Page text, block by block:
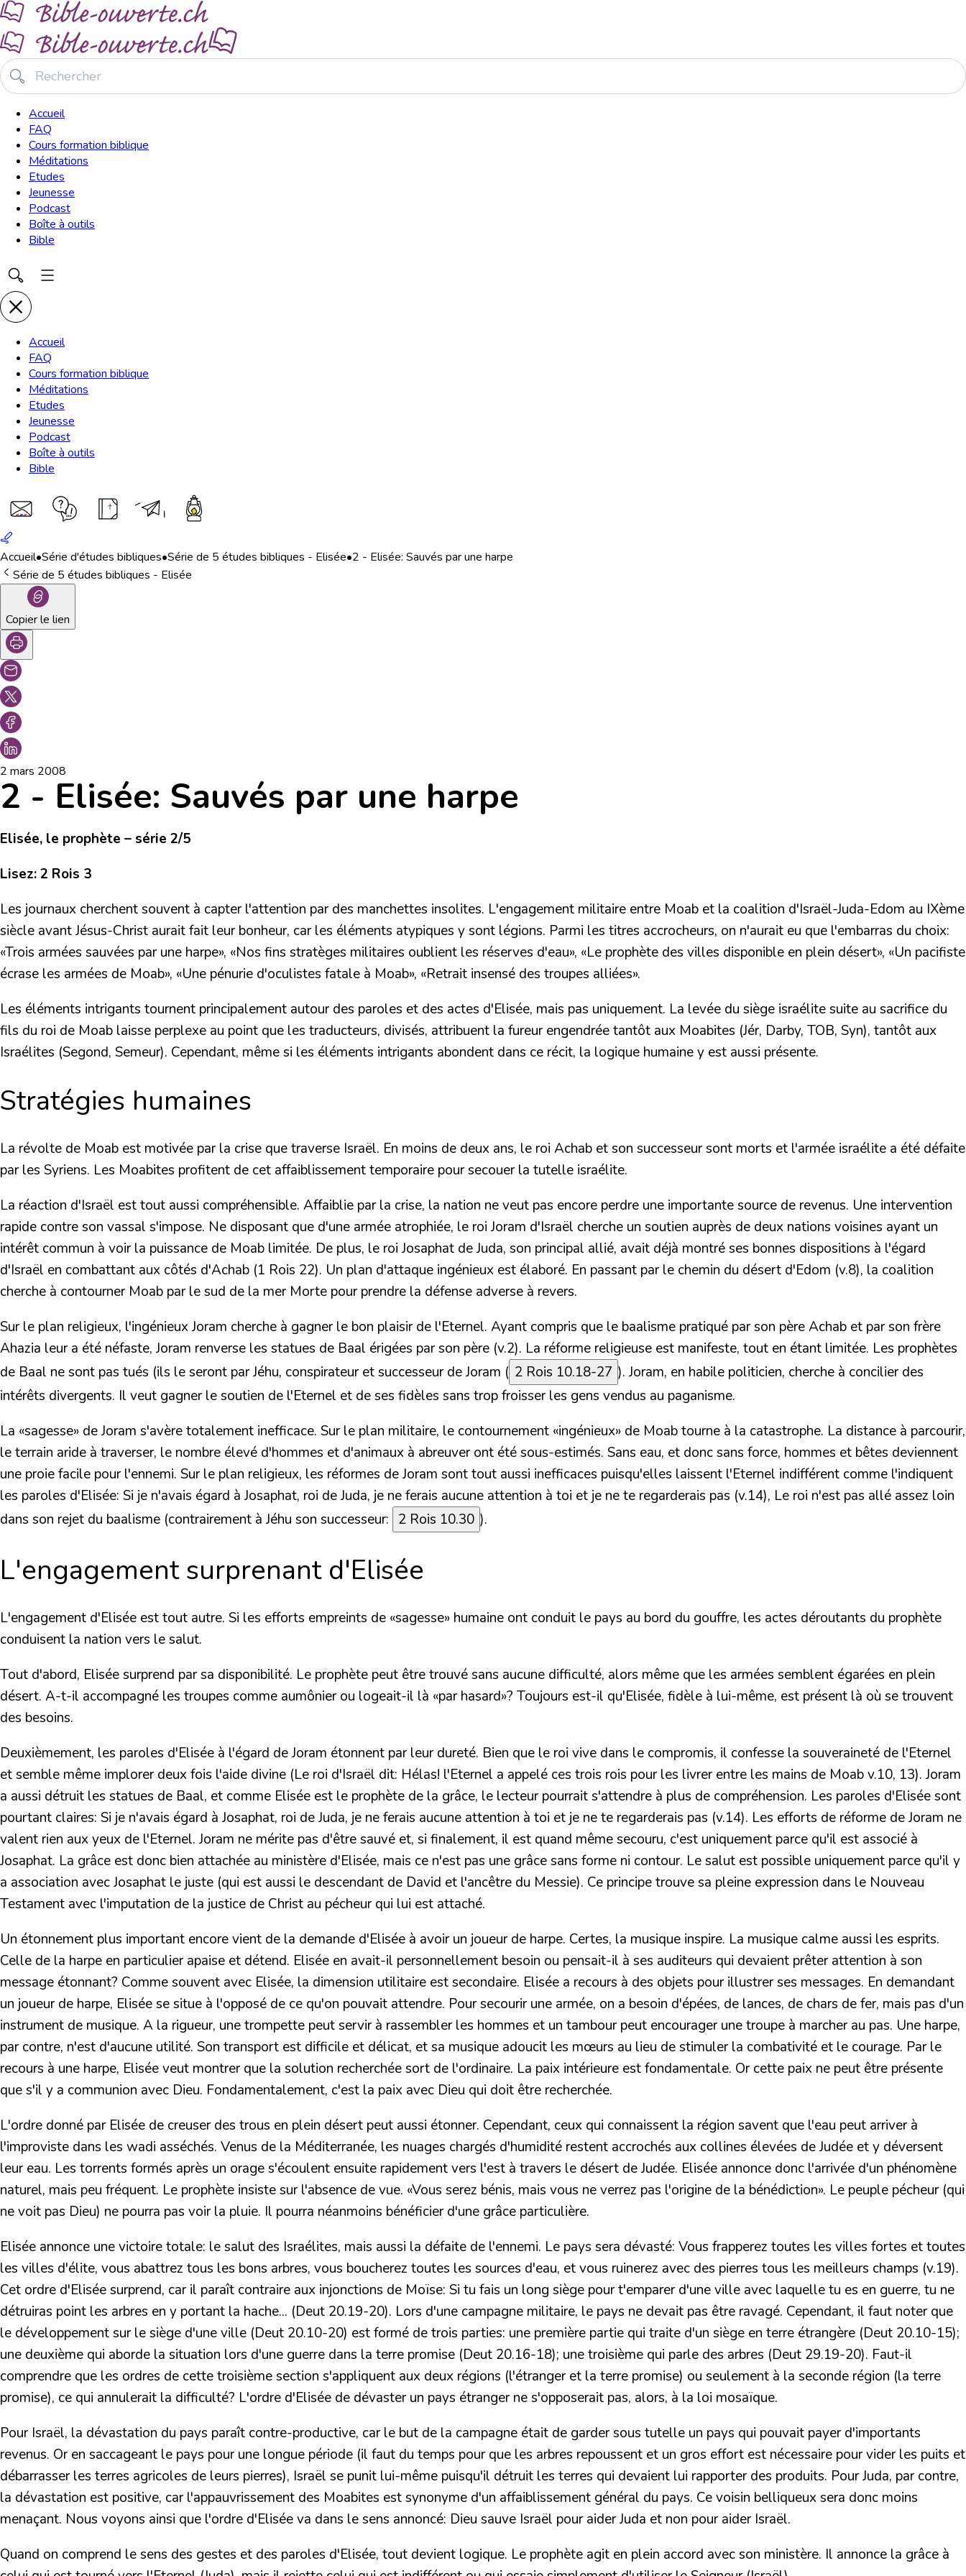
Accueil
FAQ
Cours formation biblique
Méditations
Etudes
Jeunesse
Podcast
Boîte à outils
Bible
Accueil
FAQ
Cours formation biblique
Méditations
Etudes
Jeunesse
Podcast
Boîte à outils
Bible
Accueil•Série d'études bibliques•Série de 5 études bibliques - Elisée•2 - Elisée: Sauvés par une harpe
Série de 5 études bibliques - Elisée
Copier le lien
2 mars 2008
2 - Elisée: Sauvés par une harpe
Elisée, le prophète – série 2/5
Lisez: 2 Rois 3
Les journaux cherchent souvent à capter l'attention par des manchettes insolites. L'engagement militaire entre Moab et la coalition d'Israël-Juda-Edom au IXème
siècle avant Jésus-Christ aurait fait leur bonheur, car les éléments atypiques y sont légions. Parmi les titres accrocheurs, on n'aurait eu que l'embarras du choix:
«Trois armées sauvées par une harpe», «Nos fins stratèges militaires oublient les réserves d'eau», «Le prophète des villes disponible en plein désert», «Un pacifiste
écrase les armées de Moab», «Une pénurie d'oculistes fatale à Moab», «Retrait insensé des troupes alliées».
Les éléments intrigants tournent principalement autour des paroles et des actes d'Elisée, mais pas uniquement. La levée du siège israélite suite au sacrifice du
fils du roi de Moab laisse perplexe au point que les traducteurs, divisés, attribuent la fureur engendrée tantôt aux Moabites (Jér, Darby, TOB, Syn), tantôt aux
Israélites (Segond, Semeur). Cependant, même si les éléments intrigants abondent dans ce récit, la logique humaine y est aussi présente.
Stratégies humaines
La révolte de Moab est motivée par la crise que traverse Israël. En moins de deux ans, le roi Achab et son successeur sont morts et l'armée israélite a été défaite
par les Syriens. Les Moabites profitent de cet affaiblissement temporaire pour secouer la tutelle israélite.
La réaction d'Israël est tout aussi compréhensible. Affaiblie par la crise, la nation ne veut pas encore perdre une importante source de revenus. Une intervention
rapide contre son vassal s'impose. Ne disposant que d'une armée atrophiée, le roi Joram d'Israël cherche un soutien auprès de deux nations voisines ayant un
intérêt commun à voir la puissance de Moab limitée. De plus, le roi Josaphat de Juda, son principal allié, avait déjà montré ses bonnes dispositions à l'égard
d'Israël en combattant aux côtés d'Achab (1 Rois 22). Un plan d'attaque ingénieux est élaboré. En passant par le chemin du désert d'Edom (v.8), la coalition
cherche à contourner Moab par le sud de la mer Morte pour prendre la défense adverse à revers.
Sur le plan religieux, l'ingénieux Joram cherche à gagner le bon plaisir de l'Eternel. Ayant compris que le baalisme pratiqué par son père Achab et par son frère
Ahazia leur a été néfaste, Joram renverse les statues de Baal érigées par son père (v.2). La réforme religieuse est manifeste, tout en étant limitée. Les prophètes
de Baal ne sont pas tués (ils le seront par Jéhu, conspirateur et successeur de Joram ( 2 Rois 10.18-27 ). Joram, en habile politicien, cherche à concilier des
intérêts divergents. Il veut gagner le soutien de l'Eternel et de ses fidèles sans trop froisser les gens vendus au paganisme.
La «sagesse» de Joram s'avère totalement inefficace. Sur le plan militaire, le contournement «ingénieux» de Moab tourne à la catastrophe. La distance à parcourir,
le terrain aride à traverser, le nombre élevé d'hommes et d'animaux à abreuver ont été sous-estimés. Sans eau, et donc sans force, hommes et bêtes deviennent
une proie facile pour l'ennemi. Sur le plan religieux, les réformes de Joram sont tout aussi inefficaces puisqu'elles laissent l'Eternel indifférent comme l'indiquent
les paroles d'Elisée: Si je n'avais égard à Josaphat, roi de Juda, je ne ferais aucune attention à toi et je ne te regarderais pas (v.14), Le roi n'est pas allé assez loin
dans son rejet du baalisme (contrairement à Jéhu son successeur: 2 Rois 10.30 ).
L'engagement surprenant d'Elisée
L'engagement d'Elisée est tout autre. Si les efforts empreints de «sagesse» humaine ont conduit le pays au bord du gouffre, les actes déroutants du prophète
conduisent la nation vers le salut.
Tout d'abord, Elisée surprend par sa disponibilité. Le prophète peut être trouvé sans aucune difficulté, alors même que les armées semblent égarées en plein
désert. A-t-il accompagné les troupes comme aumônier ou logeait-il là «par hasard»? Toujours est-il qu'Elisée, fidèle à lui-même, est présent là où se trouvent
des besoins.
Deuxièmement, les paroles d'Elisée à l'égard de Joram étonnent par leur dureté. Bien que le roi vive dans le compromis, il confesse la souveraineté de l'Eternel
et semble même implorer deux fois l'aide divine (Le roi d'Israël dit: Hélas! l'Eternel a appelé ces trois rois pour les livrer entre les mains de Moab v.10, 13). Joram
a aussi détruit les statues de Baal, et comme Elisée est le prophète de la grâce, le lecteur pourrait s'attendre à plus de compréhension. Les paroles d'Elisée sont
pourtant claires: Si je n'avais égard à Josaphat, roi de Juda, je ne ferais aucune attention à toi et je ne te regarderais pas (v.14). Les efforts de réforme de Joram ne
valent rien aux yeux de l'Eternel. Joram ne mérite pas d'être sauvé et, si finalement, il est quand même secouru, c'est uniquement parce qu'il est associé à
Josaphat. La grâce est donc bien attachée au ministère d'Elisée, mais ce n'est pas une grâce sans forme ni contour. Le salut est possible uniquement parce qu'il y
a association avec Josaphat le juste (qui est aussi le descendant de David et l'ancêtre du Messie). Ce principe trouve sa pleine expression dans le Nouveau
Testament avec l'imputation de la justice de Christ au pécheur qui lui est attaché.
Un étonnement plus important encore vient de la demande d'Elisée à avoirun joueur de harpe. Certes, la musique inspire. La musique calme aussi les esprits.
Celle de la harpe en particulier apaise et détend. Elisée en avait-il personnellement besoin ou pensait-il à ses auditeurs qui devaient prêter attention à son
message étonnant? Comme souvent avec Elisée, la dimension utilitaire est secondaire. Elisée a recours à des objets pour illustrer ses messages. En demandant
un joueur de harpe, Elisée se situe à l'opposé de ce qu'on pouvait attendre. Pour secourir une armée, on a besoin d'épées, de lances, de chars de fer, mais pas d'un
instrument de musique. A la rigueur, une trompette peut servir à rassembler les hommes et un tambour peut encourager une troupe à marcher au pas. Une harpe,
par contre, n'est d'aucune utilité. Son transport est difficile et délicat, et sa musique adoucit les mœurs au lieu de stimuler la combativité et le courage. Par le
recours à une harpe, Elisée veut montrer que la solution recherchée sort de l'ordinaire. La paix intérieure est fondamentale. Or cette paix ne peut être présente
que s'il y a communion avec Dieu. Fondamentalement, c'est la paix avec Dieu qui doit être recherchée.
L'ordre donné par Elisée de creuser des trous en plein désert peut aussi étonner. Cependant, ceux qui connaissent la région savent que l'eau peut arriver à
l'improviste dans les wadi asséchés. Venus de la Méditerranée, les nuages chargés d'humidité restent accrochés aux collines élevées de Judée et y déversent
leur eau. Les torrents formés après un orage s'écoulent ensuite rapidement vers l'est à travers le désert de Judée. Elisée annonce donc l'arrivée d'un phénomène
naturel, mais peu fréquent. Le prophète insiste sur l'absence de vue. «Vous serez bénis, mais vous ne verrez pas l'origine de la bénédiction». Le peuple pécheur (qui
ne voit pas Dieu) ne pourra pas voir la pluie. Il pourra néanmoins bénéficier d'une grâce particulière.
Elisée annonce une victoire totale: le salut des Israélites, mais aussi la défaite de l'ennemi. Le pays sera dévasté: Vous frapperez toutes les villes fortes et toutes
les villes d'élite, vous abattrez tous les bons arbres, vous boucherez toutes les sources d'eau, et vous ruinerez avec des pierres tous les meilleurs champs (v.19).
Cet ordre d'Elisée surprend, car il paraît contraire aux injonctions de Moïse: Si tu fais un long siège pour t'emparer d'une ville avec laquelle tu es en guerre, tu ne
détruiras point les arbres en y portant la hache... (Deut 20.19-20). Lors d'une campagne militaire, le pays ne devait pas être ravagé. Cependant, il faut noter que
le développement sur le siège d'une ville (Deut 20.10-20) est formé de trois parties: une première partie qui traite d'un siège en terre étrangère (Deut 20.10-15);
une deuxième qui aborde la situation lors d'une guerre dans la terre promise (Deut 20.16-18); une troisième qui parle des arbres (Deut 29.19-20). Faut-il
comprendre que les ordres de cette troisième section s'appliquent aux deux régions (l'étranger et la terre promise) ou seulement à la seconde région (la terre
promise), ce qui annulerait la difficulté? L'ordre d'Elisée de dévaster un pays étranger ne s'opposerait pas, alors, à la loi mosaïque.
Pour Israël, la dévastation du pays paraît contre-productive, car le but de la campagne était de garder sous tutelle un pays qui pouvait payer d'importants
revenus. Or en saccageant le pays pour une longue période (il faut du temps pour que les arbres repoussent et un gros effort est nécessaire pour vider les puits et
débarrasser les terres agricoles de leurs pierres), Israël se punit lui-même puisqu'il détruit les terres qui devaient lui rapporter des produits. Pour Juda, par contre,
la dévastation est positive, car l'appauvrissement des Moabites est synonyme d'un affaiblissement général du pays. Ce voisin belliqueux sera donc moins
menaçant. Nous voyons ainsi que l'ordre d'Elisée va dans le sens annoncé: Dieu sauve Israël pour aider Juda et non pour aider Israël.
Quand on comprend le sens des gestes et des paroles d'Elisée, tout devient logique. Le prophète agit en plein accord avec son ministère. Il annonce la grâce à